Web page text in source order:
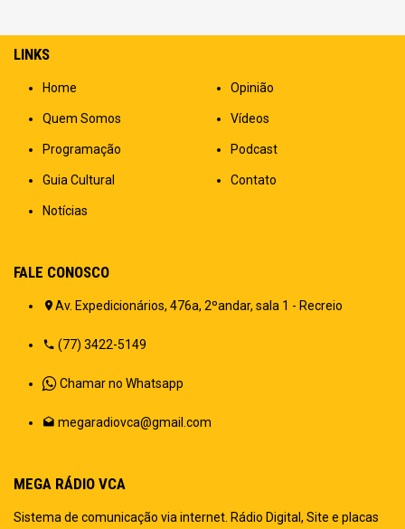
LINKS
Home
Quem Somos
Programação
Guia Cultural
Notícias
Opinião
Vídeos
Podcast
Contato
FALE CONOSCO
Av. Expedicionários, 476a, 2ºandar, sala 1 - Recreio
(77) 3422-5149
Chamar no Whatsapp
megaradiovca@gmail.com
MEGA RÁDIO VCA
Sistema de comunicação via internet. Rádio Digital, Site e placas